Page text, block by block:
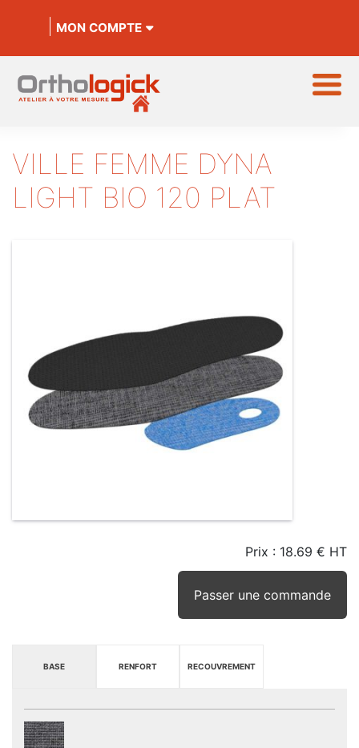
MON COMPTE
VILLE FEMME DYNA
LIGHT BIO 120 PLAT
STOCK
Prix : 18.69 € HT
Passer une commande
BASE RENFORT RECOUVREMENT